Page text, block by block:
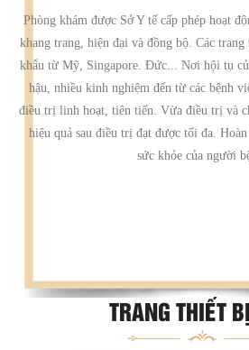
Phòng khám được Sở Y tế cấp phép hoạt
khang trang, hiện đại và đồng bộ. Các
khẩu từ Mỹ, Singapore. Đức... Nơi hội tụ
hậu, nhiều kinh nghiệm đến từ các bệnh
điều trị linh hoạt, tiên tiến. Vừa điều trị và
hiệu quả sau điều trị đạt được tối đa.
sức khỏe của người
TRANG THIẾT